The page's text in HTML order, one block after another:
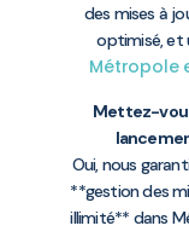
des mises à
optimisé, et
Métropole
Mettez-
Oui, nous
**gestion des
illimité** dans